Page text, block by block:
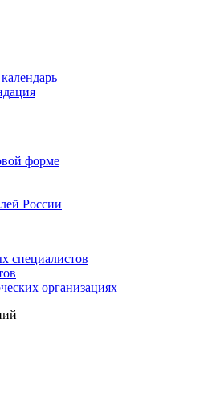
форме
России
специалистов
организациях